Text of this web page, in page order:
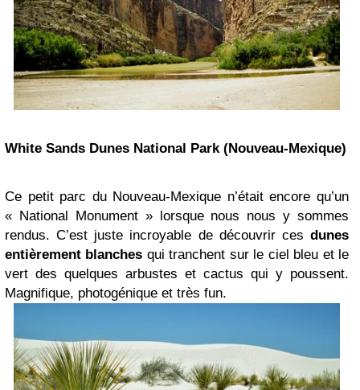
White Sands Dunes National Park (Nouveau-Mexique)
Ce petit parc du Nouveau-Mexique n’était encore qu’un
« National Monument » lorsque nous nous y sommes
rendus. C’est juste incroyable de découvrir ces dunes
entièrement blanches qui tranchent sur le ciel bleu et le
vert des quelques arbustes et cactus qui y poussent.
Magnifique, photogénique et très fun.